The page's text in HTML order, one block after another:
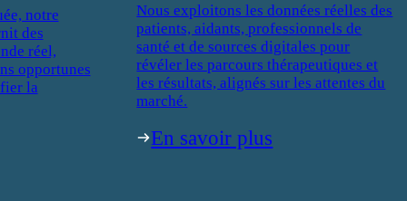
notre
des
réel,
opportunes
la
Nous exploitons les données réelles des
patients, aidants, professionnels de
santé et de sources digitales pour
révéler les parcours thérapeutiques et
les résultats, alignés sur les attentes du
marché.
En savoir plus